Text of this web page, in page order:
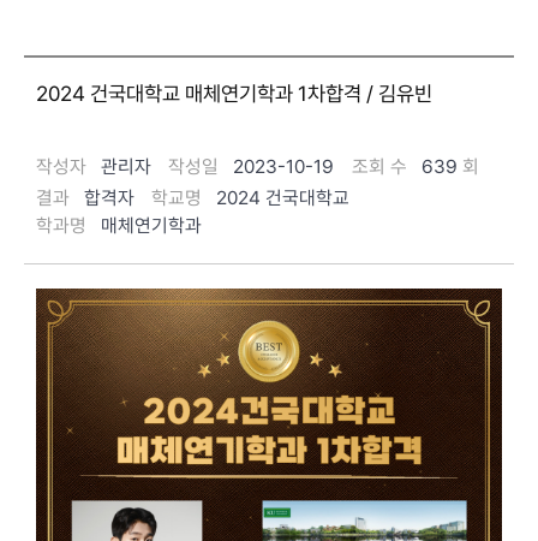
2024 건국대학교 매체연기학과 1차합격 / 김유빈
작성자 관리자 작성일 2023-10-19 조회 수 639 회
결과
합격자 학교명
2024 건국대학교
학과명
매체연기학과